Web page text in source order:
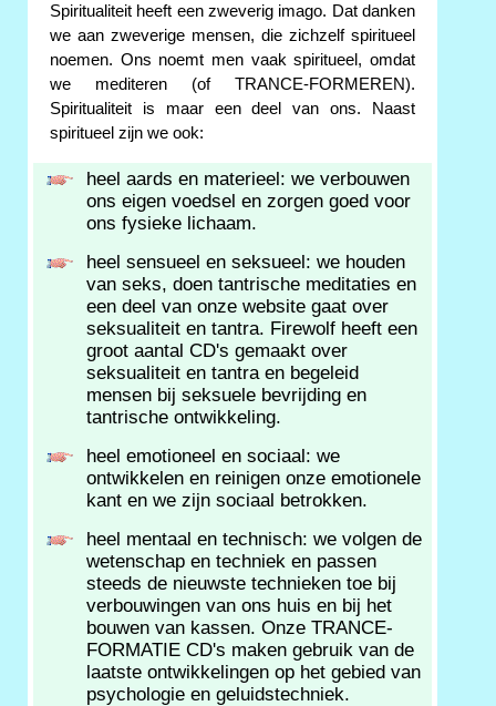
Spiritualiteit heeft een zweverig imago. Dat danken
we aan zweverige mensen, die zichzelf spiritueel
noemen. Ons noemt men vaak spiritueel, omdat
we mediteren (of TRANCE-FORMEREN).
Spiritualiteit is maar een deel van ons. Naast
spiritueel zijn we ook:
heel aards en materieel: we verbouwen
ons eigen voedsel en zorgen goed voor
ons fysieke lichaam.
heel sensueel en seksueel: we houden
van seks, doen tantrische meditaties en
een deel van onze website gaat over
seksualiteit en tantra. Firewolf heeft een
groot aantal CD's gemaakt over
seksualiteit en tantra en begeleid
mensen bij seksuele bevrijding en
tantrische ontwikkeling.
heel emotioneel en sociaal: we
ontwikkelen en reinigen onze emotionele
kant en we zijn sociaal betrokken.
heel mentaal en technisch: we volgen de
wetenschap en techniek en passen
steeds de nieuwste technieken toe bij
verbouwingen van ons huis en bij het
bouwen van kassen. Onze TRANCE-
FORMATIE CD's maken gebruik van de
laatste ontwikkelingen op het gebied van
psychologie en geluidstechniek.